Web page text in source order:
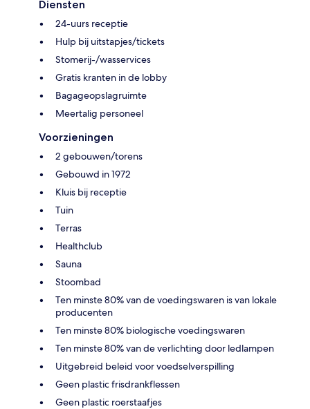
Diensten
24-uurs receptie
Hulp bij uitstapjes/tickets
Stomerij-/wasservices
Gratis kranten in de lobby
Bagageopslagruimte
Meertalig personeel
Voorzieningen
2 gebouwen/torens
Gebouwd in 1972
Kluis bij receptie
Tuin
Terras
Healthclub
Sauna
Stoombad
Ten minste 80% van de voedingswaren is van lokale
producenten
Ten minste 80% biologische voedingswaren
Ten minste 80% van de verlichting door ledlampen
Uitgebreid beleid voor voedselverspilling
Geen plastic frisdrankflessen
Geen plastic roerstaafjes